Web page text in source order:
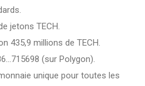
jetons TECH.
435,9 millions de TECH.
(sur Polygon).
unique pour toutes les